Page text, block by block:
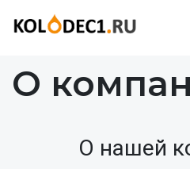
О
О нашей